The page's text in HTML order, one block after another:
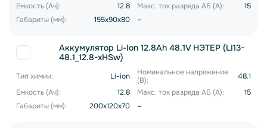
Емкость (Ач):
12.8 Макс. ток разряда АБ (А):
15
Габариты (мм):
155x90x80 -
Аккумулятор Li-Ion 12.8Ah 48.1V НЭТЕР (LI13-
48.1_12.8-xHSw)
Тип химии: Li-ion
Номинальное напряжение
(В):
48.1
Емкость (Ач):
12.8 Макс. ток разряда АБ (А):
15
Габариты (мм):
200x120x70 -